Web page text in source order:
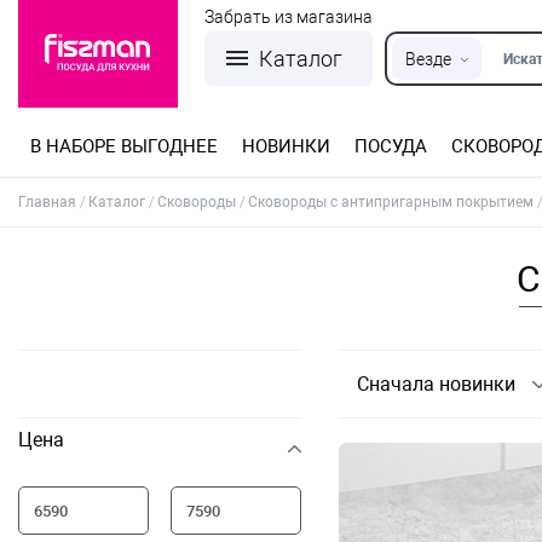
Каталог Везде
Забрать из магазина
В НАБОРЕ ВЫГОДНЕЕ НОВИНКИ ПОСУДА
Главная Каталог Сковороды Сковороды с антипригарным покрытием
Цена
Сначала новинки